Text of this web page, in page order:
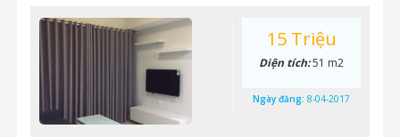
15 Triệu
Diện tích:51 m2
Ngày đăng: 8-04-2017